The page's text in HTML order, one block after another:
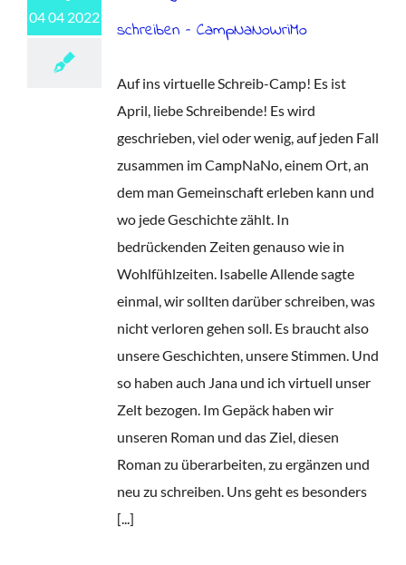
04 04 2022
schreiben – CampNaNoWriMo
Auf ins virtuelle Schreib-Camp! Es ist
April, liebe Schreibende! Es wird
geschrieben, viel oder wenig, auf jeden Fall
zusammen im CampNaNo, einem Ort, an
dem man Gemeinschaft erleben kann und
wo jede Geschichte zählt. In
bedrückenden Zeiten genauso wie in
Wohlfühlzeiten. Isabelle Allende sagte
einmal, wir sollten darüber schreiben, was
nicht verloren gehen soll. Es braucht also
unsere Geschichten, unsere Stimmen. Und
so haben auch Jana und ich virtuell unser
Zelt bezogen. Im Gepäck haben wir
unseren Roman und das Ziel, diesen
Roman zu überarbeiten, zu ergänzen und
neu zu schreiben. Uns geht es besonders
[...]